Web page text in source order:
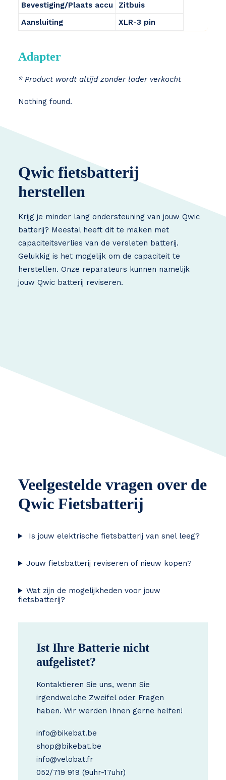
Bevestiging/Plaats accu
Zitbuis
Aansluiting
XLR-3 pin
Adapter
* Product wordt altijd zonder lader verkocht
Nothing found.
Qwic fietsbatterij
herstellen
Krijg je minder lang ondersteuning van jouw Qwic
batterij? Meestal heeft dit te maken met
capaciteitsverlies van de versleten batterij.
Gelukkig is het mogelijk om de capaciteit te
herstellen. Onze reparateurs kunnen namelijk
jouw Qwic batterij reviseren.
Veelgestelde vragen over de
Qwic Fietsbatterij
Is jouw elektrische fietsbatterij van snel leeg?
Jouw fietsbatterij reviseren of nieuw kopen?
Wat zijn de mogelijkheden voor jouw
fietsbatterij?
Ist Ihre Batterie nicht
aufgelistet?
Kontaktieren Sie uns, wenn Sie
irgendwelche Zweifel oder Fragen
haben. Wir werden Ihnen gerne helfen!
info@bikebat.be
shop@bikebat.be
info@velobat.fr
052/719 919 (9uhr-17uhr)